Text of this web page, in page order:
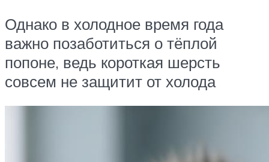
Однако в холодное время года
важно позаботиться о тёплой
попоне, ведь короткая шерсть
совсем не защитит от холода